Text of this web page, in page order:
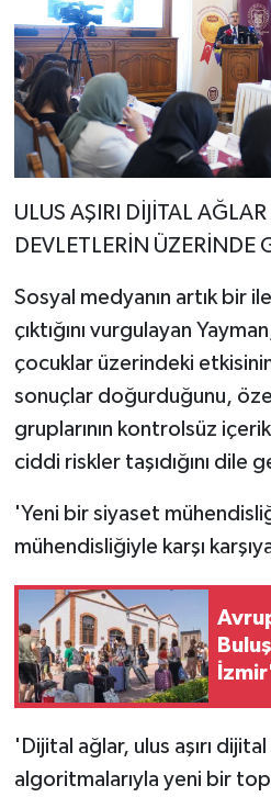
ULUS AŞIRI DİJİTAL AĞLAR
DEVLETLERİN ÜZERİNDE
Sosyal medyanın artık bir
çıktığını vurgulayan
çocuklar üzerindeki
sonuçlar doğurduğunu,
gruplarının kontrolsüz
ciddi riskler taşıdığını dile
'Yeni bir siyaset
mühendisliğiyle karşı
'Dijital ağlar, ulus aşırı
algoritmalarıyla yeni bir